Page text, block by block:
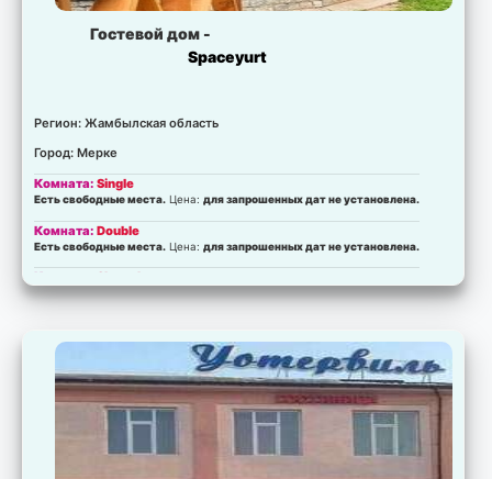
Гостевой дом -
Spaceyurt
Регион: Жамбылская область
Город: Мерке
Комната:Single
Есть свободные места. Цена:для запрошенных дат не установлена.
Комната:Double
Есть свободные места. Цена:для запрошенных дат не установлена.
Комната: Shared